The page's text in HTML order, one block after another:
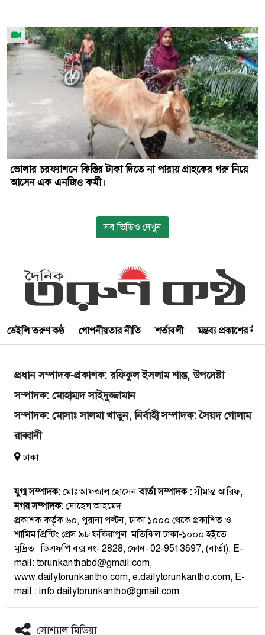
ভোলার চরফ্যাশনে কিস্তির টাকা দিতে না পারায় গ্রাহকের গরু নিয়ে
আসেন এক এনজিও কর্মী।
সব ভিডিও দেখুন
ডেইলি তরুণ কণ্ঠ গোপনীয়তার নীতি শর্তাবলী মন্তব্য প্রকাশের
প্রধান সম্পাদক-প্রকাশক: রফিকুল ইসলাম শান্ত, উপদেষ্টা
সম্পাদক: মোহাম্মদ সাইদুজ্জামান
সম্পাদক: মোসাঃ সালমা খাতুন, নির্বাহী সম্পাদক: সৈয়দ গোলাম
রাব্বানী
ঢাকা
যুগ্ম সম্পাদক:মোঃ আফজাল হোসেনবার্তা সম্পাদক :সীমান্ত আরিফ,
নগর সম্পাদক:সোহেল আহমেদ।
প্রকাশক কর্তৃক ৬০, পুরানা পল্টন, ঢাকা ১০০০ থেকে প্রকাশিত ও
শামিম প্রিন্টিং প্রেস ৯৮ ফকিরাপুল, মতিঝিল ঢাকা-১০০০ হইতে
মুদ্রিত। ডিএফপি বক্স নং- 2828, ফোন- 02-9513697, (বার্তা), E-
mail: torunkanthabd@gmail.com,
www.dailytorunkantho.com, e.dailytorunkantho.com, E-
mail : info.dailytorunkantho@gmail.com .
সোশ্যাল মিডিয়া